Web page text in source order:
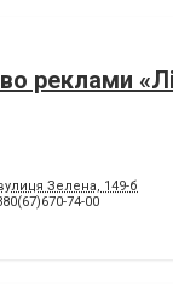
реклами
Зелена, 149-б
74-00